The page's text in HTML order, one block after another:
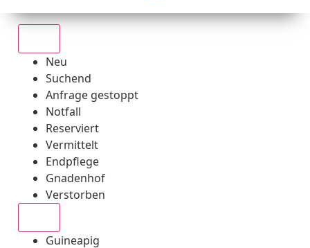
Neu
Suchend
Anfrage gestoppt
Notfall
Reserviert
Vermittelt
Endpflege
Gnadenhof
Verstorben
Guineapig